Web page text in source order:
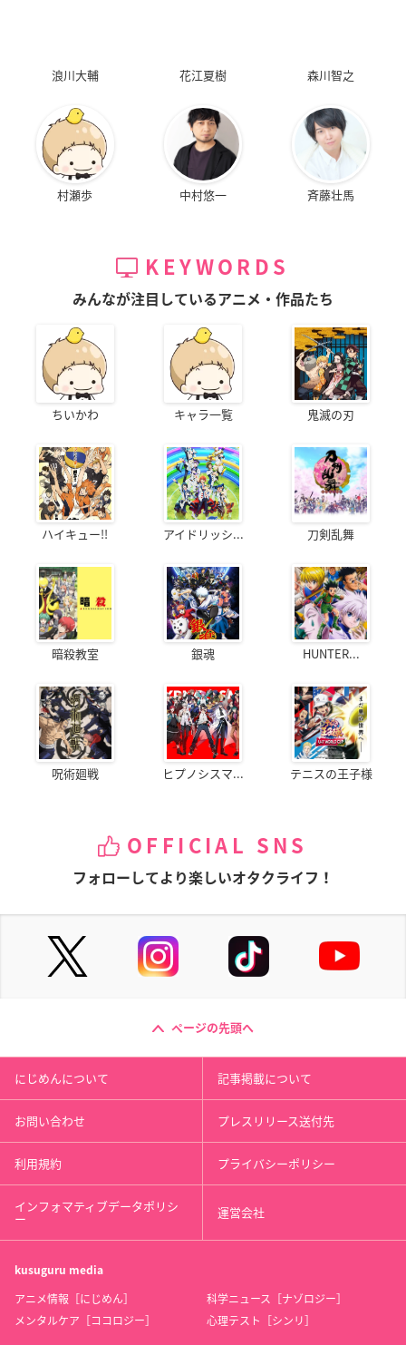
浪川大輔 花江夏樹 森川智之
村瀬歩 中村悠一 斉藤壮馬
KEYWORDS
みんなが注目しているアニメ・作品たち
ちいかわ キャラ一覧 鬼滅の刃
ハイキュー!! アイドリッシ... 刀剣乱舞
暗殺教室 銀魂 HUNTER...
呪術廻戦 ヒプノシスマ... テニスの王子様
OFFICIAL SNS
フォローしてより楽しいオタクライフ！
ページの先頭へ
にじめんについて 記事掲載について
お問い合わせ プレスリリース送付先
利用規約 プライバシーポリシー
インフォマティブデータポリシ
ー 運営会社
kusuguru media
アニメ情報［にじめん］
科学ニュース［ナゾロジー］
メンタルケア［ココロジー］
心理テスト［シンリ］